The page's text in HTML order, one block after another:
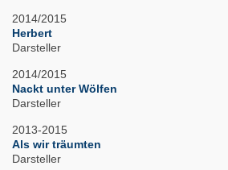
2014/2015
Herbert
Darsteller
2014/2015
Nackt unter Wölfen
Darsteller
2013-2015
Als wir träumten
Darsteller